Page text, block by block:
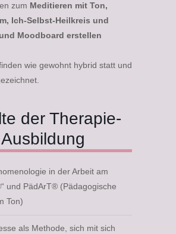
zum Meditieren mit Ton,
Ich-Selbst-Heilkreis und
Moodboard erstellen
wie gewohnt hybrid statt und
der Therapie-
Ausbildung
in der Arbeit am
und PädArT® (Pädagogische
Ton)
als Methode, sich mit sich